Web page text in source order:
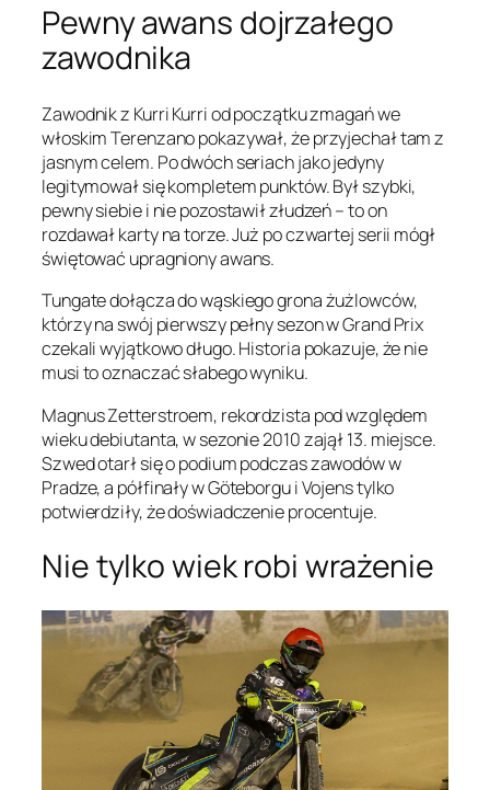
Pewny awans dojrzałego
zawodnika
Zawodnik z Kurri Kurri od początku zmagań we
włoskim Terenzano pokazywał, że przyjechał tam z
jasnym celem. Po dwóch seriach jako jedyny
legitymował się kompletem punktów. Był szybki,
pewny siebie i nie pozostawił złudzeń – to on
rozdawał karty na torze. Już po czwartej serii mógł
świętować upragniony awans.
Tungate dołącza do wąskiego grona żużlowców,
którzy na swój pierwszy pełny sezon w Grand Prix
czekali wyjątkowo długo. Historia pokazuje, że nie
musi to oznaczać słabego wyniku.
Magnus Zetterstroem, rekordzista pod względem
wieku debiutanta, w sezonie 2010 zajął 13. miejsce.
Szwed otarł się o podium podczas zawodów w
Pradze, a półfinały w Göteborgu i Vojens tylko
potwierdziły, że doświadczenie procentuje.
Nie tylko wiek robi wrażenie